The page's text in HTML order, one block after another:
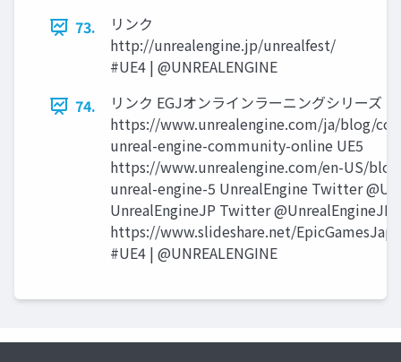
73.
リンク
http://unrealengine.jp/unrealfest/
#UE4 | @UNREALENGINE
74.
リンク EGJオンラインラーニングシリーズ
https://www.unrealengine.com/ja/blog/
unreal-engine-community-online UE5
https://www.unrealengine.com/en-US/
unreal-engine-5 UnrealEngine Twitter
UnrealEngineJP Twitter @UnrealEngineJP
https://www.slideshare.net/
#UE4 | @UNREALENGINE